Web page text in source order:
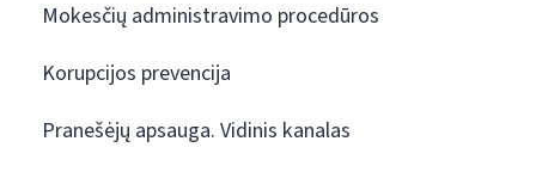
Mokesčių administravimo procedūros
Korupcijos prevencija
Pranešėjų apsauga. Vidinis kanalas